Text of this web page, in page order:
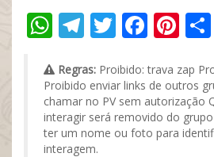
WhatsApp
Telegram
Twitter
Regras: Proibido: trava zap
Proibido enviar links de outros
chamar no PV sem autorização
interagir será removido do
ter um nome ou foto para
interagem.